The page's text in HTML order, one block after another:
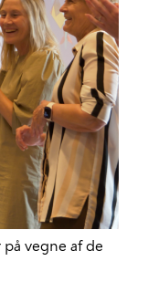
vegne af de